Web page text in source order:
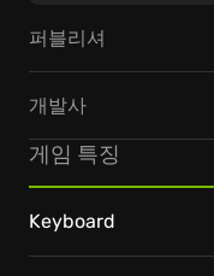
퍼블리셔
개발사
게임 특징
Keyboard